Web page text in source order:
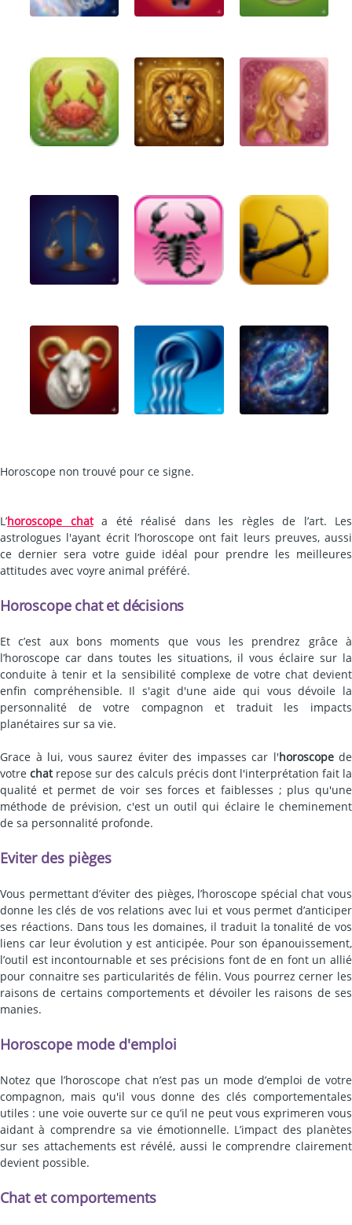
Horoscope non trouvé pour ce signe.
L’horoscope chata été réalisé dans les règles de l’art. Les
astrologues l'ayant écrit l’horoscope ont fait leurs preuves, aussi
ce dernier sera votre guide idéal pour prendre les meilleures
attitudes avec voyre animal préféré.
Horoscope chat et décisions
Et c’est aux bons moments que vous les prendrez grâce à
l’horoscope car dans toutes les situations, il vous éclaire sur la
conduite à tenir et la sensibilité complexe de votre chat devient
enfin compréhensible. Il s'agit d'une aide qui vous dévoile la
personnalité de votre compagnon et traduit les impacts
planétaires sur sa vie.
Grace à lui, vous saurez éviter des impasses car l'horoscope de
votre chatrepose sur des calculs précis dont l'interprétation fait la
qualité et permet de voir ses forces et faiblesses ; plus qu'une
méthode de prévision, c'est un outil qui éclaire le cheminement
de sa personnalité profonde.
Eviter des pièges
Vous permettant d’éviter des pièges, l’horoscope spécial chat vous
donne les clés de vos relations avec lui et vous permet d’anticiper
ses réactions. Dans tous les domaines, il traduit la tonalité de vos
liens car leur évolution y est anticipée. Pour son épanouissement,
l’outil est incontournable et ses précisions font de en font un allié
pour connaitre ses particularités de félin. Vous pourrez cerner les
raisons de certains comportements et dévoiler les raisons de ses
manies.
Horoscope mode d'emploi
Notez que l’horoscope chat n’est pas un mode d’emploi de votre
compagnon, mais qu'il vous donne des clés comportementales
utiles : une voie ouverte sur ce qu’il ne peut vous exprimeren vous
aidant à comprendre sa vie émotionnelle. L’impact des planètes
sur ses attachements est révélé, aussi le comprendre clairement
devient possible.
Chat et comportements